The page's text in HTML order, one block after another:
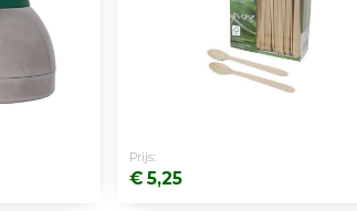
Prijs:
€ 5,25